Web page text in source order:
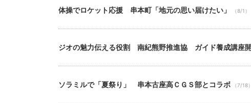
体操でロケット応援 串本町「地元の思い届けたい」 （8/1）
ジオの魅力伝える役割 南紀熊野推進協 ガイド養成講座
ソラミルで「夏祭り」 串本古座高ＣＧＳ部とコラボ （7/18）